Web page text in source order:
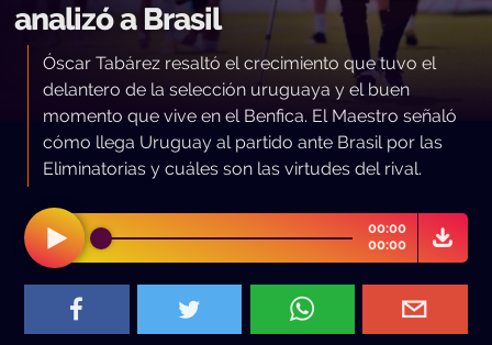
analizó a Brasil
Óscar Tabárez resaltó el crecimiento que tuvo el
delantero de la selección uruguaya y el buen
momento que vive en el Benfica. El Maestro señaló
cómo llega Uruguay al partido ante Brasil por las
Eliminatorias y cuáles son las virtudes del rival.
00:00
00:00